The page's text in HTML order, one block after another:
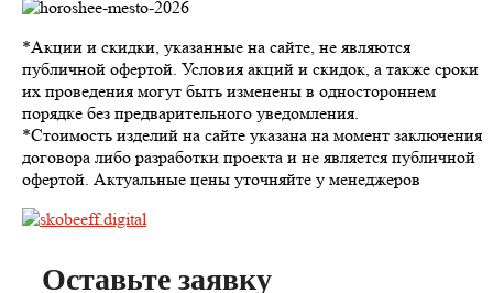
*Акции и скидки, указанные на сайте, не являются
публичной офертой. Условия акций и скидок, а также сроки
их проведения могут быть изменены в одностороннем
порядке без предварительного уведомления.
*Стоимость изделий на сайте указана на момент заключения
договора либо разработки проекта и не является публичной
офертой. Актуальные цены уточняйте у менеджеров
Оставьте заявку